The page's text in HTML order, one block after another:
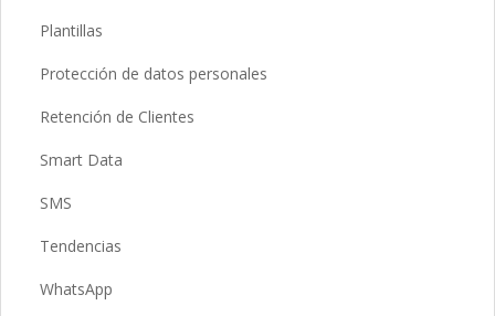
Plantillas
Protección de datos personales
Retención de Clientes
Smart Data
SMS
Tendencias
WhatsApp